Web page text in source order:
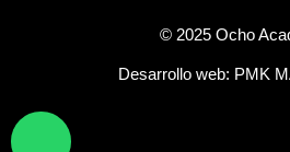
© 2025 Ocho
Desarrollo web: PMK